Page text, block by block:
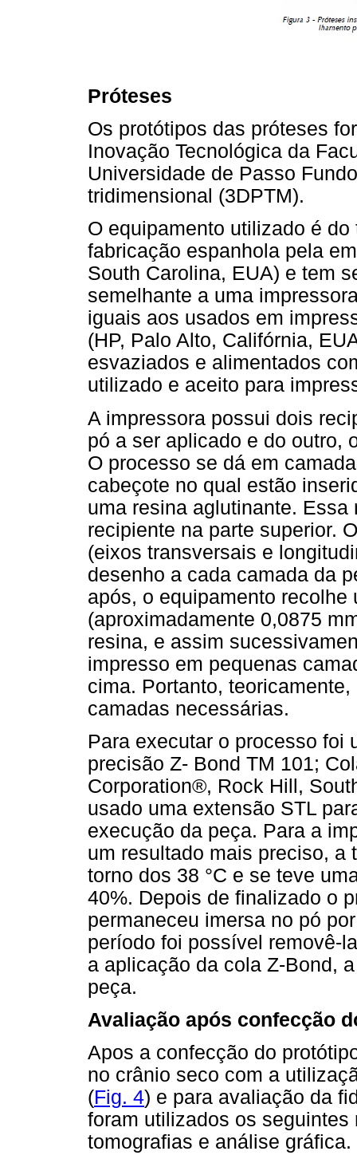
Próteses
Os protótipos das próteses
Inovação Tecnológica da
Universidade de Passo
tridimensional (3DPTM).
O equipamento utilizado é
fabricação espanhola pela
South Carolina, EUA) e tem
semelhante a uma
iguais aos usados em
(HP, Palo Alto, Califórnia,
esvaziados e alimentados
utilizado e aceito para
A impressora possui dois
pó a ser aplicado e do outro,
O processo se dá em
cabeçote no qual estão
uma resina aglutinante.
recipiente na parte superior.
(eixos transversais e
desenho a cada camada da
após, o equipamento recolhe
(aproximadamente 0,0875
resina, e assim
impresso em pequenas
cima. Portanto,
camadas necessárias.
Para executar o processo foi
precisão Z- Bond TM 101;
Corporation®, Rock Hill,
usado uma extensão STL
execução da peça. Para a
um resultado mais preciso, a
torno dos 38 °C e se teve
40%. Depois de finalizado o
permaneceu imersa no pó
período foi possível removê-
a aplicação da cola Z-Bond,
peça.
Avaliação após confecção
Apos a confecção do
no crânio seco com a
(Fig. 4) e para avaliação da
foram utilizados os
tomografias e análise gráfica.